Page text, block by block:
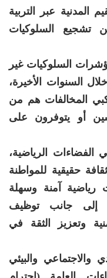
المدنية عبر التربية
تشجيع السلوكيات
السلوكيات غير
السنوات الأخيرة،
مرتكبي المخالفات هم من
أو يتوفرون على
الرياضية،
حقيقية للمواطنة
رياضية آمنة وسهلة
إلى جانب توظيف
وتعزيز الثقة في
والبيئي